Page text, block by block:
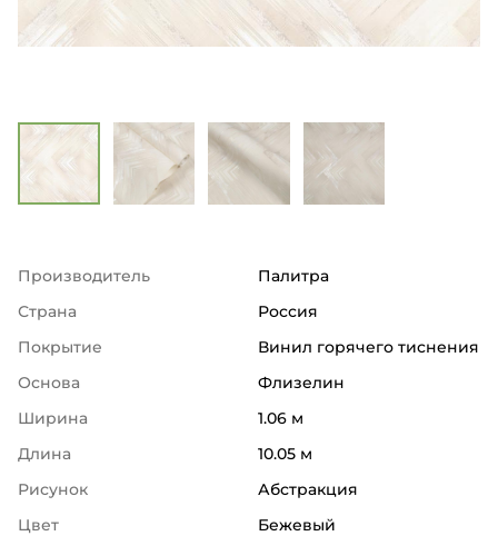
Производитель
Палитра
Страна
Россия
Покрытие
Винил горячего тиснения
Основа
Флизелин
Ширина
1.06 м
Длина
10.05 м
Рисунок
Абстракция
Цвет
Бежевый